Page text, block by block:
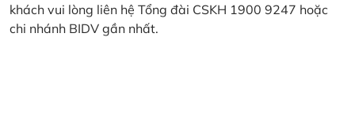
khách vui lòng liên hệ Tổng đài CSKH 1900 9247 hoặc
chi nhánh BIDV gần nhất.